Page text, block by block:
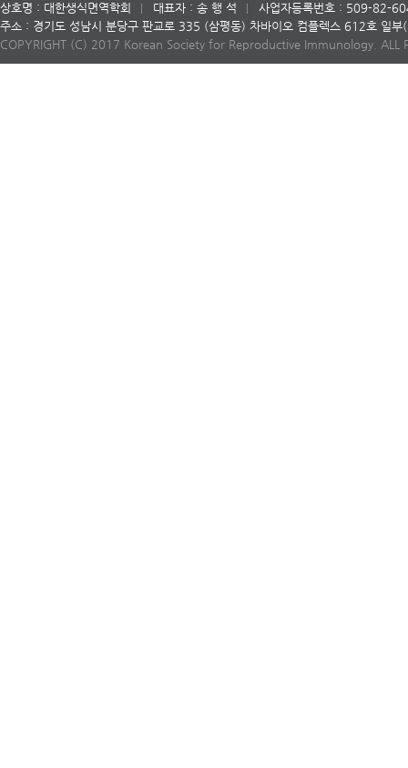
상호명 : 대한생식면역학회 대표자 : 송 행 석
사업자등록번호 : 509-82-
주소 : 경기도 성남시 분당구 판교로 335 (삼평동) 차바이오 컴플렉스 612호 일부
COPYRIGHT (C) 2017 Korean Society for Reproductive Immunology. ALL